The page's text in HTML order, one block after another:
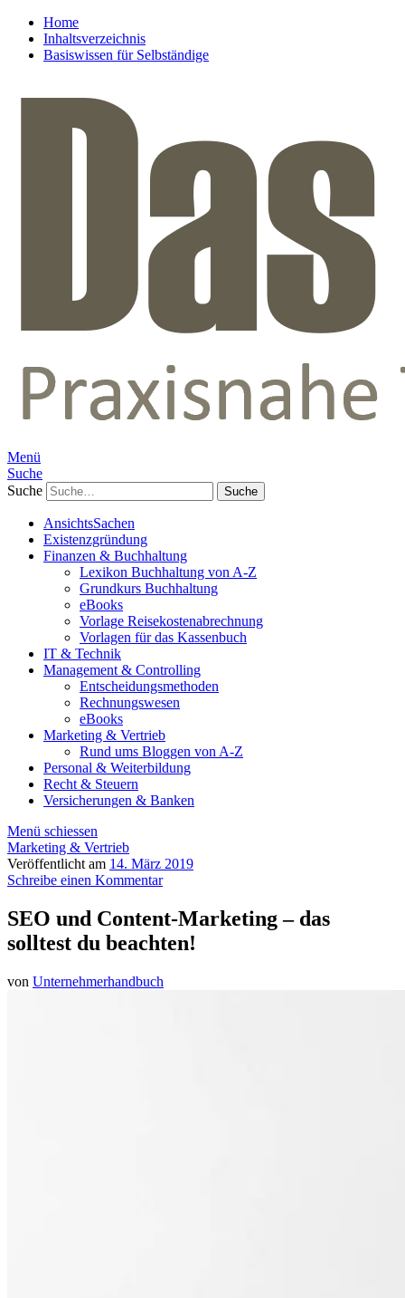
Home
Inhaltsverzeichnis
Basiswissen für Selbständige
Menü
Suche
Suche
AnsichtsSachen
Existenzgründung
Finanzen & Buchhaltung
Lexikon Buchhaltung von A-Z
Grundkurs Buchhaltung
eBooks
Vorlage Reisekostenabrechnung
Vorlagen für das Kassenbuch
IT & Technik
Management & Controlling
Entscheidungsmethoden
Rechnungswesen
eBooks
Marketing & Vertrieb
Rund ums Bloggen von A-Z
Personal & Weiterbildung
Recht & Steuern
Versicherungen & Banken
Menü schiessen
Marketing & Vertrieb
Veröffentlicht am 14. März 2019
Schreibe einen Kommentar
SEO und Content-Marketing – das
solltest du beachten!
von Unternehmerhandbuch